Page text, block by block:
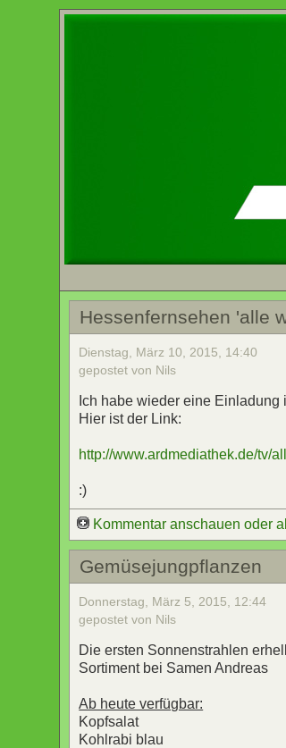
Hessenfernsehen 'alle
Dienstag, März 10, 2015, 14:40
gepostet von Nils
Ich habe wieder eine
Hier ist der Link:
http://www.ardmediathek.de/tv/
:)
Kommentar anschauen oder
Gemüsejungpflanzen
Donnerstag, März 5, 2015, 12:44
gepostet von Nils
Die ersten Sonnenstrahlen
Sortiment bei Samen Andreas
Ab heute verfügbar:
Kopfsalat
Kohlrabi blau